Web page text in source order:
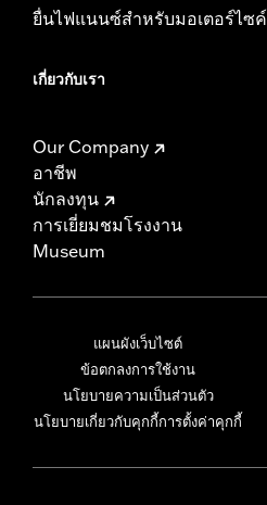
ยื่นไฟแนนซ์สำหรับมอเตอร์ไซค์
เกี่ยวกับเรา
Our Company
อาชีพ
นักลงทุน
การเยี่ยมชมโรงงาน
Museum
แผนผังเว็บไซต์
ข้อตกลงการใช้งาน
นโยบายความเป็นส่วนตัว
นโยบายเกี่ยวกับคุกกี้การตั้งค่าคุกกี้